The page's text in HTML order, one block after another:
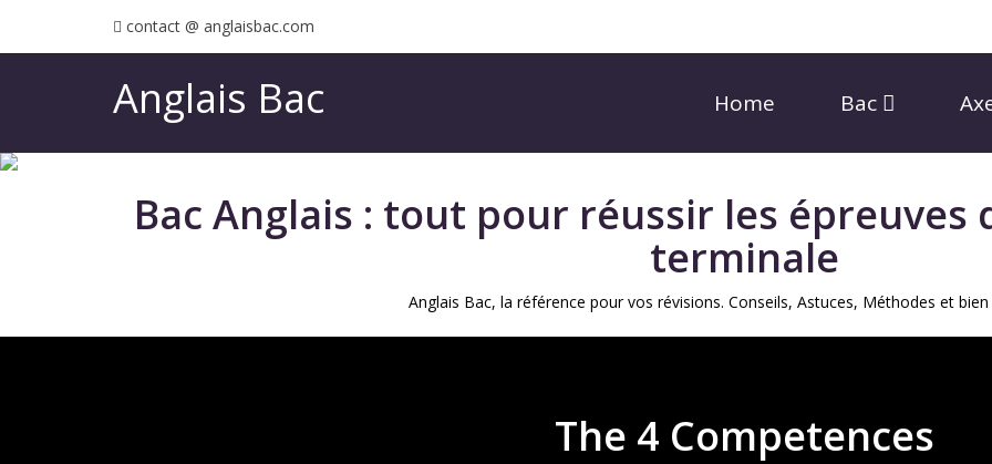
contact @ anglaisbac.com
Anglais Bac Home Bac
Bac Anglais : tout pour réussir les épreuves
terminale
Anglais Bac, la référence pour vos révisions. Conseils, Astuces, Méthodes et
The 4 Competences